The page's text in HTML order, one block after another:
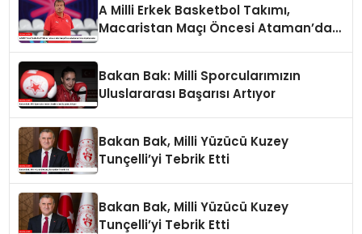
A Milli Erkek Basketbol Takımı,
Macaristan Maçı Öncesi Ataman’dan
Bakan Bak: Milli Sporcularımızın
Uluslararası Başarısı Artıyor
Bakan Bak, Milli Yüzücü Kuzey
Tunçelli’yi Tebrik Etti
Bakan Bak, Milli Yüzücü Kuzey
Tunçelli’yi Tebrik Etti